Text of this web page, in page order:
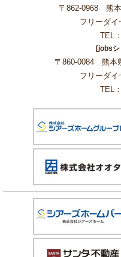
〒862-0968 熊
フリーダイ
TEL
[jobsシ
〒860-0084 熊本
フリーダイ
TEL